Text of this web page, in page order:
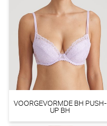
PrimaDonna Twist Mocuto Slip
- Rio (Italian Acai)
PrimaDonna Twist
€ 35,90
VOORGEVORMDE BH PUSH-
UP BH